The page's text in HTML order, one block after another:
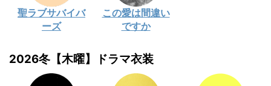
聖ラブサバイバ
ーズ
この愛は間違い
ですか
2026冬【木曜】ドラマ衣装